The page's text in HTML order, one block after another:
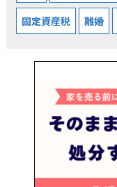
固定資産税 離婚